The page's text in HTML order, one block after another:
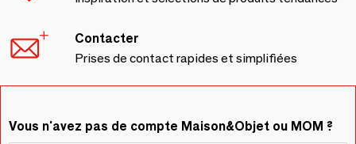
Contacter
Prises de contact rapides et simplifiées
Vous n'avez pas de compte Maison&Objet ou MOM ?